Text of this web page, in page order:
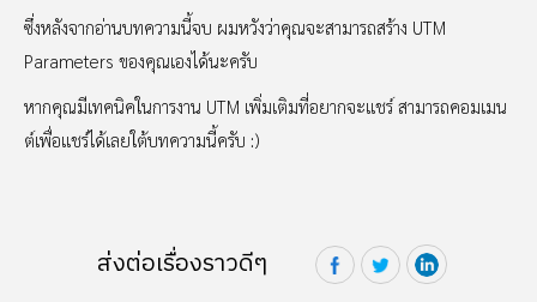
ซึ่งหลังจากอ่านบทความนี้จบ ผมหวังว่าคุณจะสามารถสร้าง UTM
Parameters ของคุณเองได้นะครับ
หากคุณมีเทคนิคในการงาน UTM เพิ่มเติมที่อยากจะแชร์ สามารถคอมเมน
ต์เพื่อแชร์ได้เลยใต้บทความนี้ครับ :)
ส่งต่อเรื่องราวดีๆ